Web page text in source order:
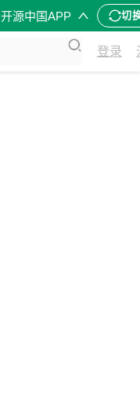
开源中国APP 切
登录